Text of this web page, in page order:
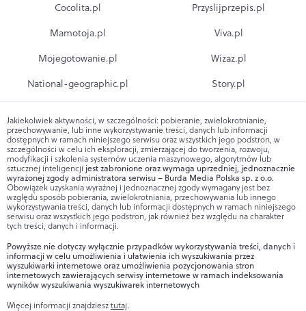
Cocolita.pl
Mamotoja.pl
Mojegotowanie.pl
National-geographic.pl
Przyslijprzepis.pl
Viva.pl
Wizaz.pl
Story.pl
Jakiekolwiek aktywności, w szczególności: pobieranie, zwielokrotnianie,
przechowywanie, lub inne wykorzystywanie treści, danych lub informacji
dostępnych w ramach niniejszego serwisu oraz wszystkich jego podstron, w
szczególności w celu ich eksploracji, zmierzającej do tworzenia, rozwoju,
modyfikacji i szkolenia systemów uczenia maszynowego, algorytmów lub
sztucznej inteligencji jest zabronione oraz wymaga uprzedniej, jednoznacznie
wyrażonej zgody administratora serwisu – Burda Media Polska sp. z o.o.
Obowiązek uzyskania wyraźnej i jednoznacznej zgody wymagany jest bez
względu sposób pobierania, zwielokrotniania, przechowywania lub innego
wykorzystywania treści, danych lub informacji dostępnych w ramach niniejszego
serwisu oraz wszystkich jego podstron, jak również bez względu na charakter
tych treści, danych i informacji.
Powyższe nie dotyczy wyłącznie przypadków wykorzystywania treści, danych i
informacji w celu umożliwienia i ułatwienia ich wyszukiwania przez
wyszukiwarki internetowe oraz umożliwienia pozycjonowania stron
internetowych zawierających serwisy internetowe w ramach indeksowania
wyników wyszukiwania wyszukiwarek internetowych
Więcej informacji znajdziesztutaj.